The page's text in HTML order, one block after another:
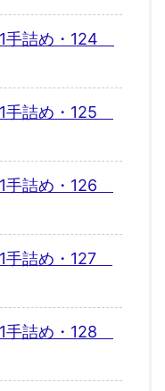
手詰め・124
手詰め・125
手詰め・126
手詰め・127
手詰め・128